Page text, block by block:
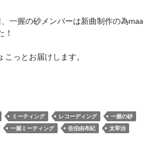
一握の砂メンバーは新曲制作の為maa
！
っとお届けします。
制作♪
ミーティング レコーディング
一握の砂
一握ミーティング 佐伯由布紀
太宰治